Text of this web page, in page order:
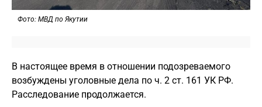
Фото: МВД по Якутии
В настоящее время в отношении подозреваемого
возбуждены уголовные дела по ч. 2 ст. 161 УК РФ.
Расследование продолжается.